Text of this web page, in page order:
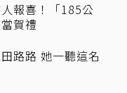
報喜！「185公
賀禮
路路 她一聽這名